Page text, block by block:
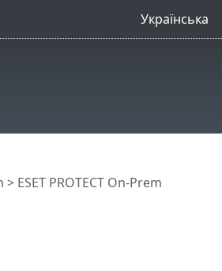
Українська
> ESET PROTECT On-Prem